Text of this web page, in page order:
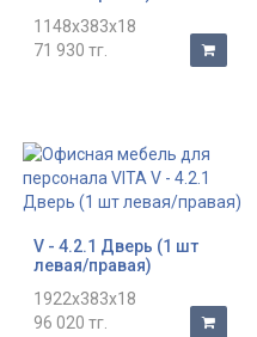
1148x383x18
71 930 тг.
V - 4.2.1 Дверь (1 шт
левая/правая)
1922x383x18
96 020 тг.